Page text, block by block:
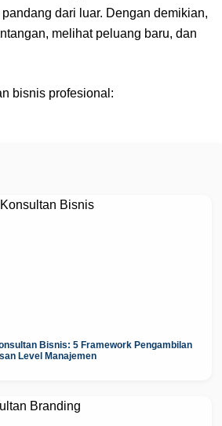
dari luar. Dengan demikian,
melihat peluang baru, dan
bisnis profesional:
Bisnis: 5 Framework Pengambilan
Level Manajemen